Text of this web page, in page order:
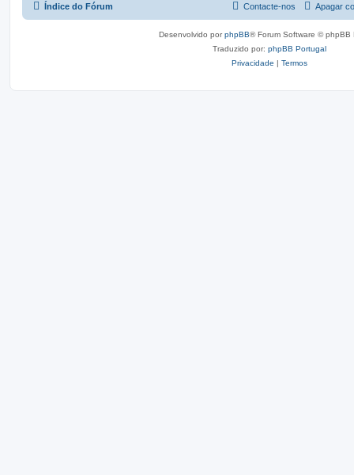
Índice do Fórum Apagar
Contacte-nos
Desenvolvido porphpBB® Forum Software © phpBB
Traduzido por: phpBB Portugal
Privacidade | Termos